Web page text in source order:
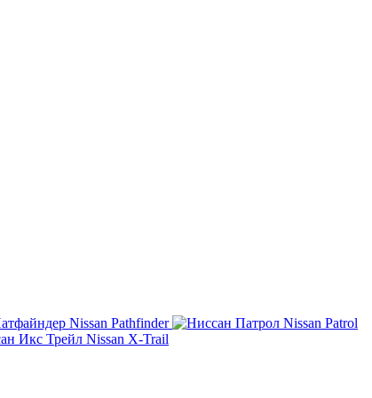
Nissan Pathfinder
Nissan Patrol
Nissan X-Trail